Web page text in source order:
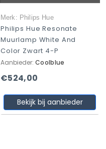
Merk: Philips Hue
Philips Hue Resonate
Muurlamp White And
Color Zwart 4-P
Aanbieder: Coolblue
€524,00
Bekijk bij aanbieder